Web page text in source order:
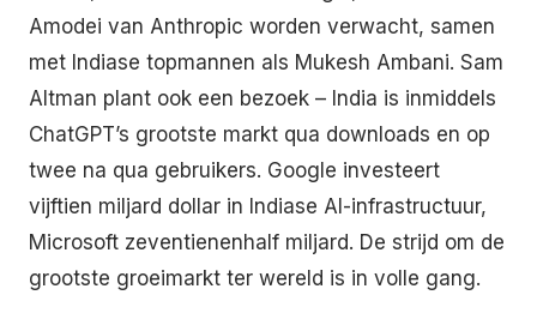
Amodei van Anthropic worden verwacht, samen
met Indiase topmannen als Mukesh Ambani. Sam
Altman plant ook een bezoek – India is inmiddels
ChatGPT’s grootste markt qua downloads en op
twee na qua gebruikers. Google investeert
vijftien miljard dollar in Indiase AI-infrastructuur,
Microsoft zeventienenhalf miljard. De strijd om de
grootste groeimarkt ter wereld is in volle gang.